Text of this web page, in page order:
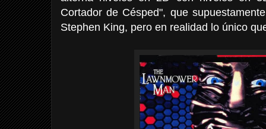
Cortador de Césped", que
Stephen King, pero en realidad lo único